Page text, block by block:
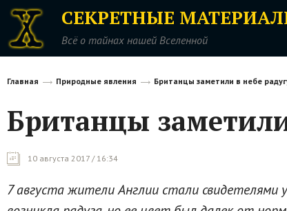
СЕКРЕТНЫЕ
Всё о тайнах нашей Вселенной
Главная Природные явления Британцы заметили в небе
Британцы
10 августа 2017 / 16:34
7 августа жители Англии стали свидетелями